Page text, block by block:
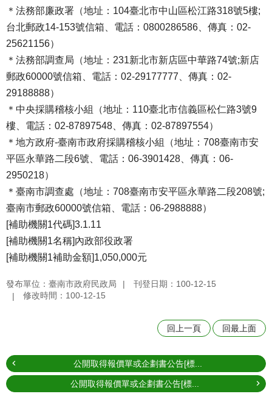
＊法務部廉政署（地址：104臺北市中山區松江路318號5樓;
台北郵政14-153號信箱、電話：0800286586、傳真：02-
25621156）
＊法務部調查局（地址：231新北市新店區中華路74號;新店
郵政60000號信箱、電話：02-29177777、傳真：02-
29188888）
＊中央採購稽核小組（地址：110臺北市信義區松仁路3號9
樓、電話：02-87897548、傳真：02-87897554）
＊地方政府-臺南市政府採購稽核小組（地址：708臺南市安
平區永華路二段6號、電話：06-3901428、傳真：06-
2950218）
＊臺南市調查處（地址：708臺南市安平區永華路二段208號;
臺南市郵政60000號信箱、電話：06-2988888）
[補助機關1代碼]3.1.11
[補助機關1名稱]內政部役政署
[補助機關1補助金額]1,050,000元
發布單位：臺南市政府民政局
刊登日期：100-12-15
修改時間：100-12-15
回上一頁 回最上面
公開取得報價單或企劃書公告[標...
公開取得報價單或企劃書公告[標...